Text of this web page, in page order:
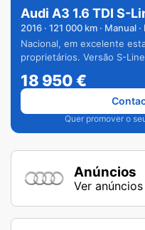
Audi A3 1.6 TDI S-
2016 · 121 000 km · Manual
Nacional, em excelente
proprietários. Versão S-
18 950€
Quer promover o
Anúncios
Ver